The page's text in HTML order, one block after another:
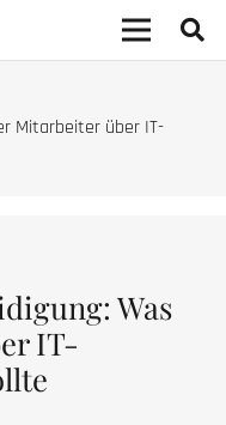
Mitarbeiter über IT-
Was
IT-